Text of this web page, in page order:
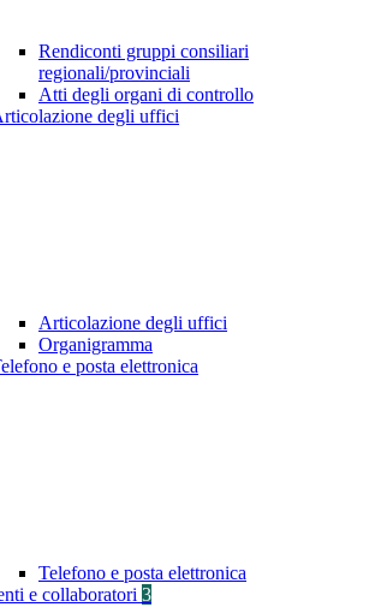
Rendiconti gruppi consiliari
regionali/provinciali
Atti degli organi di controllo
degli uffici
Articolazione degli uffici
Organigramma
e posta elettronica
Telefono e posta elettronica
e collaboratori 3